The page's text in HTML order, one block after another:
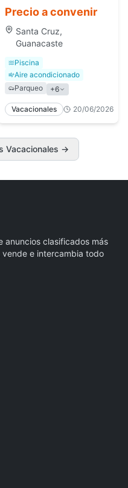
cerca de Tamarindo
Precio a convenir
Santa Cruz,
Guanacaste
Piscina
Aire acondicionado
Parqueo
+6
Vacacionales 20/06/2026
Vacacionales →
anuncios clasificados más
e intercambia todo